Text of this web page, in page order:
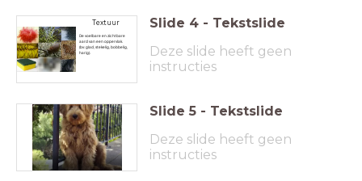
Textuur
De voelbare en zichtbare
aard van een oppervlak.
(bv: glad, stekelig, bobbelig,
harig).
Slide 4 - Tekstslide
Deze slide heeft geen
instructies
Slide 5 - Tekstslide
Deze slide heeft geen
instructies